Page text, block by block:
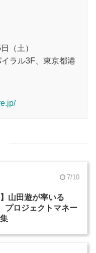
（土）
ラル3F、東京都港
7/10
】山田遊が率いる
プロジェクトマネー